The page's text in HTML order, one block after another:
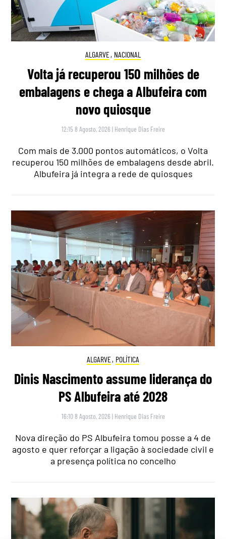
ALGARVE, NACIONAL
Volta já recuperou 150 milhões de
embalagens e chega a Albufeira com
novo quiosque
12:15 8 Agosto, 2026 | Henrique Dias Freire
Com mais de 3.000 pontos automáticos, o Volta
recuperou 150 milhões de embalagens desde abril.
Albufeira já integra a rede de quiosques
ALGARVE, POLÍTICA
Dinis Nascimento assume liderança do
PS Albufeira até 2028
16:10 8 Agosto, 2026 | Henrique Dias Freire
Nova direção do PS Albufeira tomou posse a 4 de
agosto e quer reforçar a ligação à sociedade civil e
a presença política no concelho